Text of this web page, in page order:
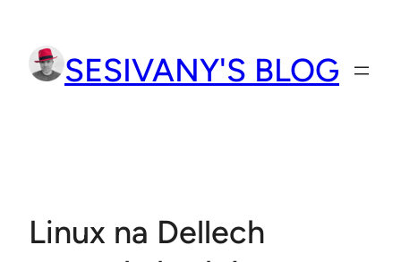
obsah
SESIVANY'S BLOG
Linux na Dellech